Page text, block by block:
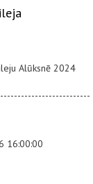
Alūksnē 2024
16:00:00